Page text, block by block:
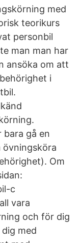
med
teorikurs
personbil
man man har
ansöka om att
i
bara gå en
Om
c
vara
och för dig
med